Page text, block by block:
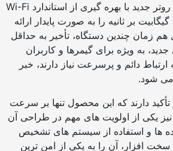
طبق آزمایش های اولیه، روتر جدید با بهره گیری از استاندارد Wi-Fi
بر ثانیه را به صورت پایدار ارائه
چندین دستگاه، تأخیر به حداقل
ویژه برای گیمرها و کاربران
دائم و پرسرعت نیاز دارند، خبر
دارند که این محصول تنها بر سرعت
یکی از اولویت های مهم در طراحی آن
و استفاده از سیستم های تشخیص
آن را به یکی از امن ترین